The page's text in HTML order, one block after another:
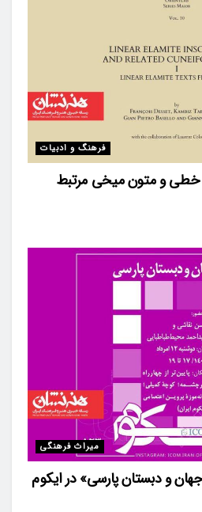
فرهنگ و ادبیات
خطی و متون میخی مرتبط
میراث فرهنگی
و دبستان پارسی» در ایکوم